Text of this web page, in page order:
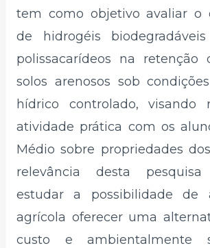
tem como objetivo avaliar o
de hidrogéis
polissacarídeos na retenção
solos arenosos sob
hídrico controlado, visando
atividade prática com os
Médio sobre propriedades
relevância desta
estudar a possibilidade de
agrícola oferecer uma
custo e ambientalmente